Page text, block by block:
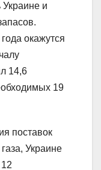
Украине и
окажутся
14,6
19
поставок
Украине